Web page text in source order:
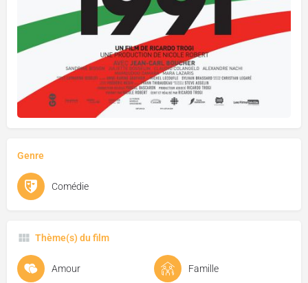
Genre
Comédie
Thème(s) du film
Amour Famille